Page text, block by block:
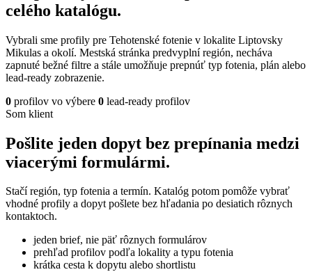
celého katalógu.
Vybrali sme profily pre Tehotenské fotenie v lokalite Liptovsky
Mikulas a okolí. Mestská stránka predvyplní región, necháva
zapnuté bežné filtre a stále umožňuje prepnúť typ fotenia, plán alebo
lead-ready zobrazenie.
0 profilov vo výbere 0 lead-ready profilov
Som klient
Pošlite jeden dopyt bez prepínania medzi
viacerými formulármi.
Stačí región, typ fotenia a termín. Katalóg potom pomôže vybrať
vhodné profily a dopyt pošlete bez hľadania po desiatich rôznych
kontaktoch.
jeden brief, nie päť rôznych formulárov
prehľad profilov podľa lokality a typu fotenia
krátka cesta k dopytu alebo shortlistu